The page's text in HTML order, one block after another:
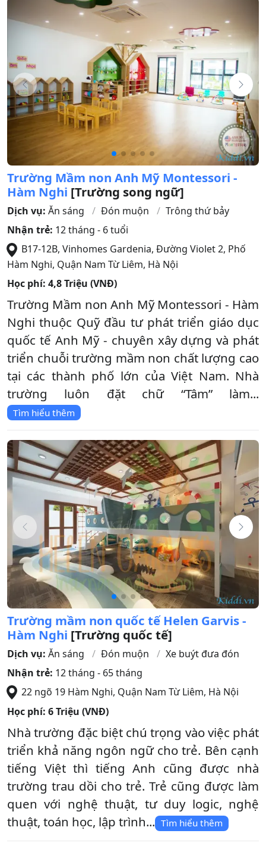
Trường Mầm non Anh Mỹ Montessori -
Hàm Nghi [Trường song ngữ]
Dịch vụ: Ăn sáng Đón muộn
Trông thứ bảy
Nhận trẻ: 12 tháng - 6 tuổi
B17-12B, Vinhomes Gardenia, Đường Violet 2, Phố
Hàm Nghi, Quận Nam Từ Liêm, Hà Nội
Học phí: 4,8 Triệu (VNĐ)
Trường Mầm non Anh Mỹ Montessori - Hàm
Nghi thuộc Quỹ đầu tư phát triển giáo dục
quốc tế Anh Mỹ - chuyên xây dựng và phát
triển chuỗi trường mầm non chất lượng cao
tại các thành phố lớn của Việt Nam. Nhà
trường luôn đặt chữ “Tâm” làm...
Tìm hiểu thêm
Trường mầm non quốc tế Helen Garvis -
Hàm Nghi [Trường quốc tế]
Dịch vụ: Ăn sáng Đón muộn
Xe buýt đưa đón
Nhận trẻ: 12 tháng - 65 tháng
22 ngõ 19 Hàm Nghi, Quận Nam Từ Liêm, Hà Nội
Học phí: 6 Triệu (VNĐ)
Nhà trường đặc biệt chú trọng vào việc phát
triển khả năng ngôn ngữ cho trẻ. Bên cạnh
tiếng Việt thì tiếng Anh cũng được nhà
trường trau dồi cho trẻ. Trẻ cũng được làm
quen với nghệ thuật, tư duy logic, nghệ
thuật, toán học, lập trình... Tìm hiểu thêm